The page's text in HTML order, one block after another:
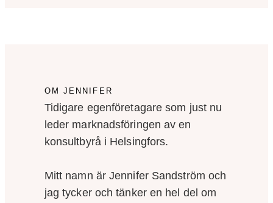
OM JENNIFER
Tidigare egenföretagare som just nu
leder marknadsföringen av en
konsultbyrå i Helsingfors.
Mitt namn är Jennifer Sandström och
jag tycker och tänker en hel del om